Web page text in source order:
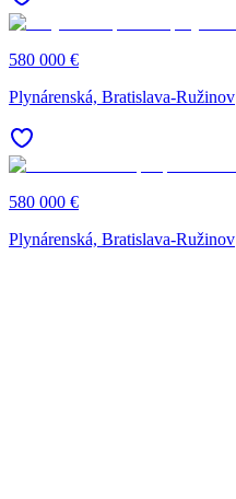
580 000 €
Plynárenská, Bratislava-Ružinov
580 000 €
Plynárenská, Bratislava-Ružinov